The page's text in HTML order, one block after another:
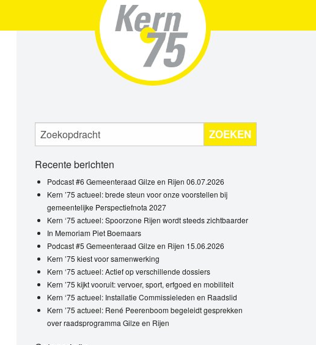
ZOEKEN
Recente berichten
Podcast #6 Gemeenteraad Gilze en Rijen 06.07.2026
Kern ’75 actueel: brede steun voor onze voorstellen bij
gemeentelijke Perspectiefnota 2027
Kern ‘75 actueel: Spoorzone Rijen wordt steeds zichtbaarder
In Memoriam Piet Boemaars
Podcast #5 Gemeenteraad Gilze en Rijen 15.06.2026
Kern ’75 kiest voor samenwerking
Kern ‘75 actueel: Actief op verschillende dossiers
Kern ’75 kijkt vooruit: vervoer, sport, erfgoed en mobiliteit
Kern ‘75 actueel: Installatie Commissieleden en Raadslid
Kern ’75 actueel: René Peerenboom begeleidt gesprekken
over raadsprogramma Gilze en Rijen